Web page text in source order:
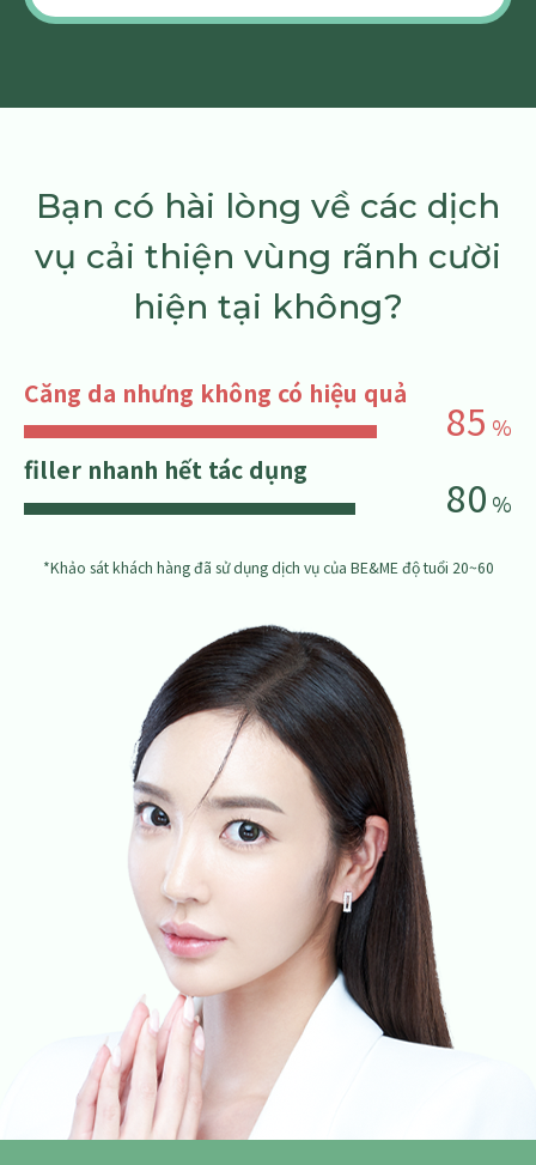
Bạn có hài lòng về các dịch
vụ cải thiện vùng rãnh cười
hiện tại không?
Căng da nhưng không có hiệu quả 85 %
filler nhanh hết tác dụng 80 %
*Khảo sát khách hàng đã sử dụng dịch vụ của BE&ME độ tuổi 20~60